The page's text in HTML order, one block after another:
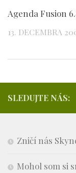
Agenda Fusion
13. DECEMBRA
SLEDUJTE NÁS:
Zničí nás
Mohol som si